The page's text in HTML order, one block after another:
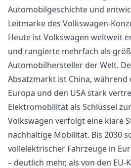
Automobilgeschichte und
Leitmarke des Volkswagen-
Heute ist Volkswagen weltweit
und rangierte mehrfach als
Automobilhersteller der Welt.
Absatzmarkt ist China, während
Europa und den USA stark
Elektromobilität als Schlüssel
Volkswagen verfolgt eine klare
nachhaltige Mobilität. Bis 2030
vollelektrischer Fahrzeuge in
– deutlich mehr, als von den